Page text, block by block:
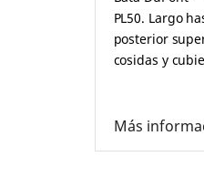
PL50. Largo
posterior
cosidas y
Más